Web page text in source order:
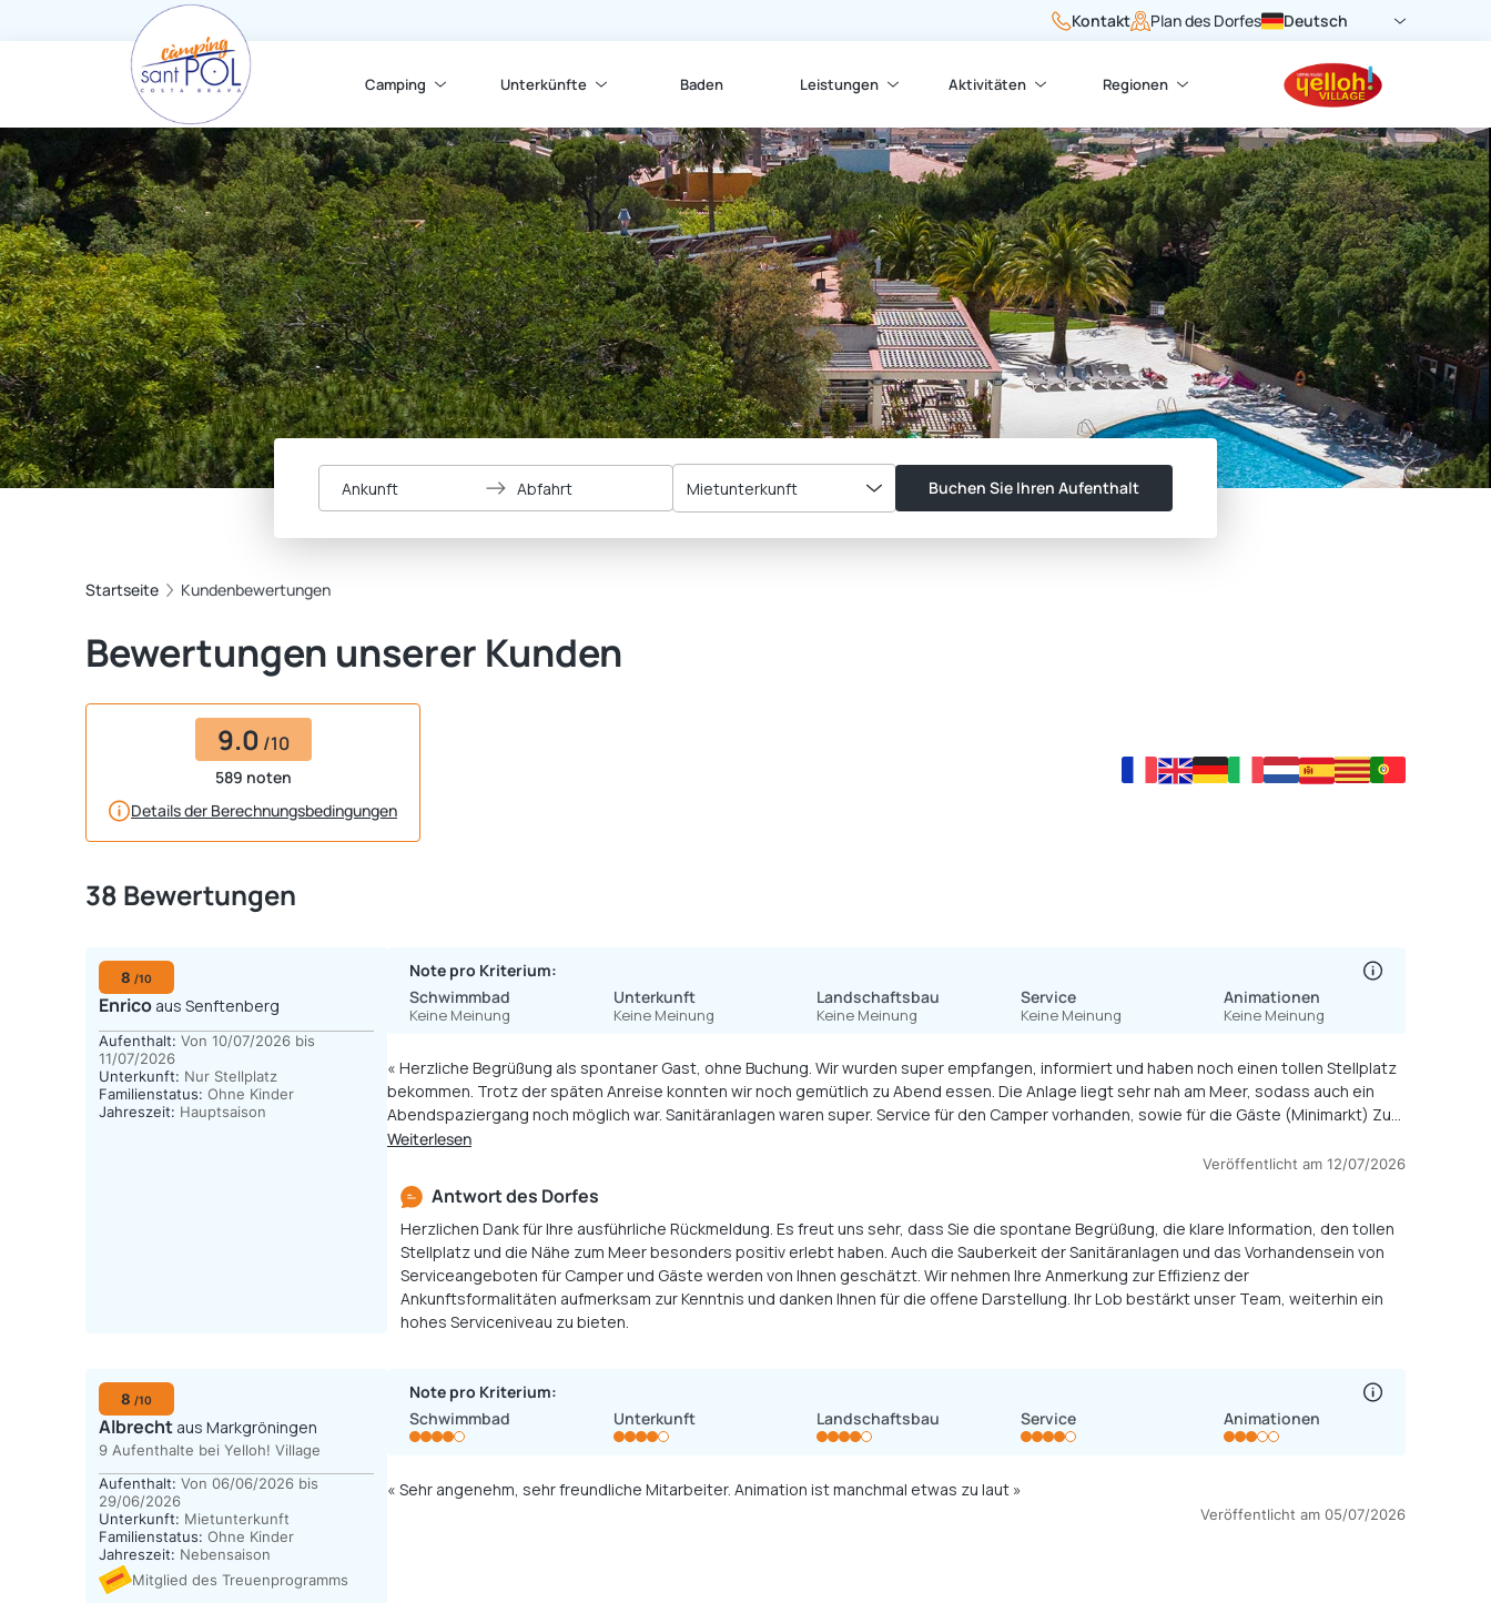
Kontakt Plan des Dorfes Deutsch
Camping Unterkünfte Baden Leistungen Aktivitäten Regionen
Ankunft Abfahrt Mietunterkunft Buchen Sie Ihren Aufenthalt
Startseite Kundenbewertungen
Bewertungen unserer Kunden
9.0 /10
589 noten
Details der Berechnungsbedingungen
38 Bewertungen
8 /10
Enrico aus Senftenberg
Aufenthalt: Von 10/07/2026 bis
11/07/2026
Unterkunft: Nur Stellplatz
Familienstatus: Ohne Kinder
Jahreszeit: Hauptsaison
Note pro Kriterium:
Schwimmbad
Keine Meinung
Unterkunft
Keine Meinung
Landschaftsbau
Keine Meinung
Service
Keine Meinung
Animationen
Keine Meinung
« Herzliche Begrüßung als spontaner Gast, ohne Buchung. Wir wurden super empfangen, informiert und haben noch einen tollen Stellplatz
bekommen. Trotz der späten Anreise konnten wir noch gemütlich zu Abend essen. Die Anlage liegt sehr nah am Meer, sodass auch ein
Abendspaziergang noch möglich war. Sanitäranlagen waren super. Service für den Camper vorhanden, sowie für die Gäste (Minimarkt) Zum
umfangreichen Animationsprogramm können wir nichts sagen, da wir nur eine Nacht da waren. Das Angebot zahlt man natürlich dennoch
Weiterlesen
Veröffentlicht am 12/07/2026
Antwort des Dorfes
Herzlichen Dank für Ihre ausführliche Rückmeldung. Es freut uns sehr, dass Sie die spontane Begrüßung, die klare Information, den tollen
Stellplatz und die Nähe zum Meer besonders positiv erlebt haben. Auch die Sauberkeit der Sanitäranlagen und das Vorhandensein von
Serviceangeboten für Camper und Gäste werden von Ihnen geschätzt. Wir nehmen Ihre Anmerkung zur Effizienz der
Ankunftsformalitäten aufmerksam zur Kenntnis und danken Ihnen für die offene Darstellung. Ihr Lob bestärkt unser Team, weiterhin ein
hohes Serviceniveau zu bieten.
8 /10
Albrecht aus Markgröningen
9 Aufenthalte bei Yelloh! Village
Aufenthalt: Von 06/06/2026 bis
29/06/2026
Unterkunft: Mietunterkunft
Familienstatus: Ohne Kinder
Jahreszeit: Nebensaison
Mitglied des Treuenprogramms
Note pro Kriterium:
Schwimmbad
Unterkunft Landschaftsbau Service Animationen
« Sehr angenehm, sehr freundliche Mitarbeiter. Animation ist manchmal etwas zu laut »
Veröffentlicht am 05/07/2026